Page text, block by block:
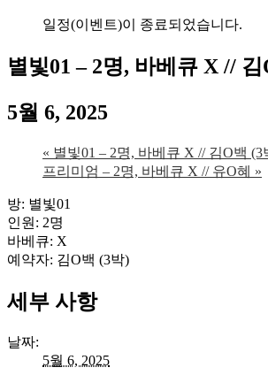
일정(이벤트)이 종료되었습니다.
별빛01 – 2명, 바베큐 X //
5월 6, 2025
« 별빛01 – 2명, 바베큐 X // 김O백 (3
프리미엄 – 2명, 바베큐 X // 유O혜 »
방: 별빛01
인원: 2명
바베큐: X
예약자: 김O백 (3박)
세부 사항
날짜:
5월 6, 2025